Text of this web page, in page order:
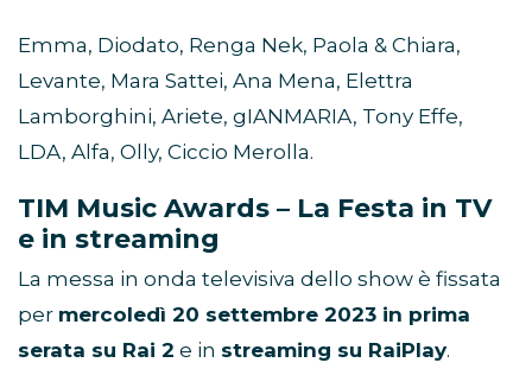
Emma, Diodato, Renga Nek, Paola & Chiara,
Levante, Mara Sattei, Ana Mena, Elettra
Lamborghini, Ariete, gIANMARIA, Tony Effe,
LDA, Alfa, Olly, Ciccio Merolla.
TIM Music Awards – La Festa in TV
e in streaming
La messa in onda televisiva dello show è fissata
per mercoledì 20 settembre 2023 in prima
serata su Rai 2 e in streaming su RaiPlay.